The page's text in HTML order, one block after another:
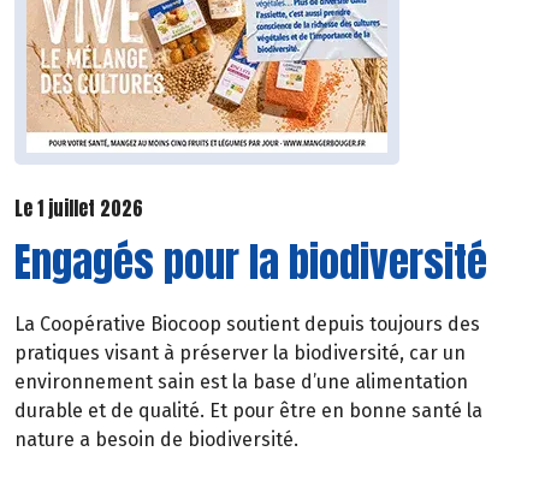
Le 1 juillet 2026
Engagés pour la biodiversité
La Coopérative Biocoop soutient depuis toujours des
pratiques visant à préserver la biodiversité, car un
environnement sain est la base d’une alimentation
durable et de qualité. Et pour être en bonne santé la
nature a besoin de biodiversité.